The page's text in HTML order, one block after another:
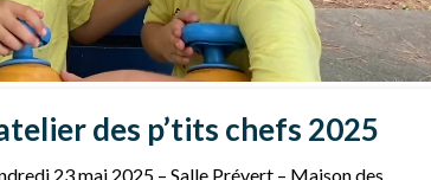
puces 05 avril 2025
nous ce samedi 05 avril 2025 sur la plateau